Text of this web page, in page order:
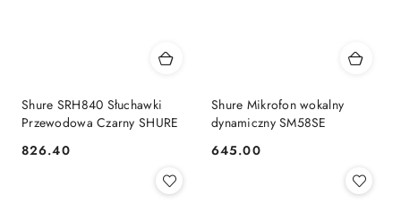
Shure SRH840 Słuchawki
Przewodowa Czarny SHURE
Cena:
826.40
Shure Mikrofon wokalny
dynamiczny SM58SE
Cena:
645.00